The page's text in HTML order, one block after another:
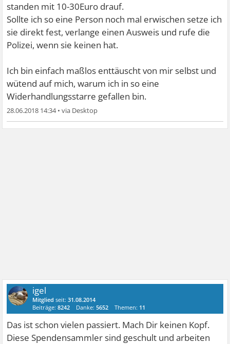
standen mit 10-30Euro drauf.
Sollte ich so eine Person noch mal erwischen setze ich
sie direkt fest, verlange einen Ausweis und rufe die
Polizei, wenn sie keinen hat.
Ich bin einfach maßlos enttäuscht von mir selbst und
wütend auf mich, warum ich in so eine
Widerhandlungsstarre gefallen bin.
28.06.2018 14:34•
igel
Mitglied seit:31.08.2014
Beiträge:8242 Danke:5652 Themen: 11
Das ist schon vielen passiert. Mach Dir keinen Kopf.
Diese Spendensammler sind geschult und arbeiten